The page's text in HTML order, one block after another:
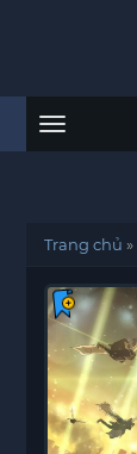
Menu
Trang chủ »